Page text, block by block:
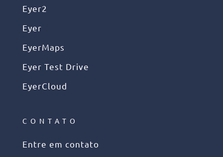
Eyer2
Eyer
EyerMaps
Eyer Test Drive
EyerCloud
CONTATO
Entre em contato